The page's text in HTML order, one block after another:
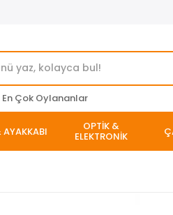
En Çok Oylananlar
OPTİK &
ELEKTRONİK